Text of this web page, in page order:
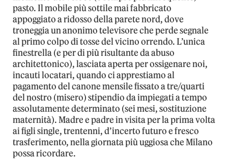
pasto. Il mobile più sottile mai fabbricato
appoggiato a ridosso della parete nord, dove
troneggia un anonimo televisore che perde segnale
al primo colpo di tosse del vicino orrendo. L’unica
finestrella (e per di più risultante da abuso
architettonico), lasciata aperta per ossigenare noi,
incauti locatari, quando ci apprestiamo al
pagamento del canone mensile fissato a tre/quarti
del nostro (misero) stipendio da impiegati a tempo
assolutamente determinato (sei mesi, sostituzione
maternità). Madre e padre in visita per la prima volta
ai figli single, trentenni, d’incerto futuro e fresco
trasferimento, nella giornata più uggiosa che Milano
possa ricordare.